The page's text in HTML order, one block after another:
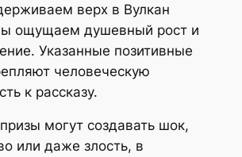
верх в Вулкан
ощущаем душевный рост и
Указанные позитивные
человеческую
к рассказу.
могут создавать шок,
или даже злость, в